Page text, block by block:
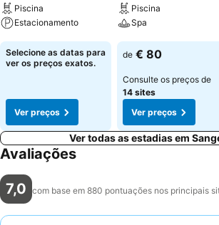
Piscina
Estacionamento
Ver preços
Selecione as datas para
ver os preços exatos.
Ver preços
Piscina
Spa
Ver preços
de € 80
Consulte os preços de
14 sites
Ver preços
Ver todas as estadias em
Avaliações
7,0 com base em 880 pontuações nos principais